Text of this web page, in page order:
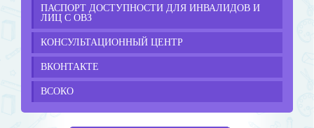
ПАСПОРТ ДОСТУПНОСТИ ДЛЯ ИНВАЛИДОВ И
ЛИЦ С ОВЗ
КОНСУЛЬТАЦИОННЫЙ ЦЕНТР
ВКОНТАКТЕ
ВСОКО